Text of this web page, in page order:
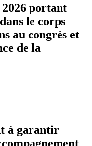
portant
le corps
au congrès et
de la
à garantir